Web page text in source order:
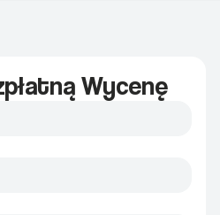
Wycenę